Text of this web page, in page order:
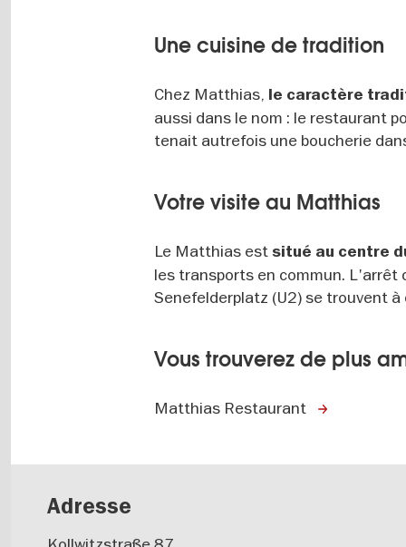
Une cuisine de tradition
Chez Matthias, le caractère
aussi dans le nom : le restaurant
tenait autrefois une boucherie
Votre visite au Matthias
Le Matthias estsitué au centre
les transports en commun.
Senefelderplatz (U2) se trouvent
Vous trouverez de plus
Matthias Restaurant
Adresse